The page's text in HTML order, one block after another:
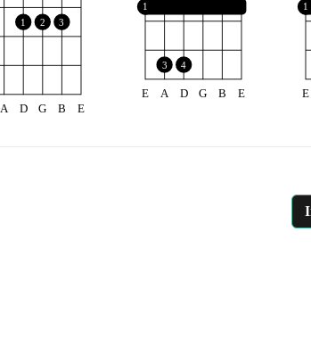
1 2 3
A D G B E
1
3 4
E A D G B E
1
E